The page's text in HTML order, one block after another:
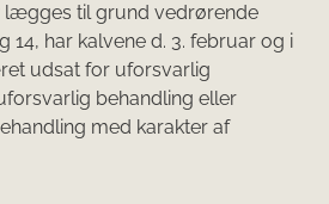
lægges til grund vedrørende
14, har kalvene d. 3. februar og i
udsat for uforsvarlig
behandling eller
med karakter af